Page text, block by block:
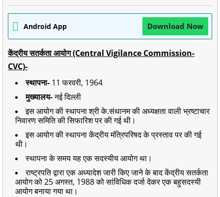
Android App Download Now
केंद्रीय सतर्कता आयोग (Central Vigilance Commission-
CVC)-
स्थापना- 11 फरवरी, 1964
मुख्यालय-नई दिल्ली
इस आयोग की स्थापना श्री के.संथानम की अध्यक्षता वाली भ्रष्टाचार
निवारण समिति की सिफारिश पर की गई थी।
इस आयोग की स्थापना केंद्रीय मंत्रिपरिषद के प्रस्ताव पर की गई
थी।
स्थापना के समय यह एक सदस्यीय आयोग था।
राष्ट्रपति द्वारा एक अध्यादेश जारी किए जाने के बाद केंद्रीय सतर्कता
आयोग को 25 अगस्त, 1988 को सांविधिक दर्जा देकर एक बहुसदस्यी
आयोग बनाया गया था।